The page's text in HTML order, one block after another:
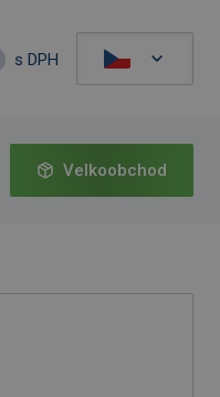
s DPH
Velkoobchod